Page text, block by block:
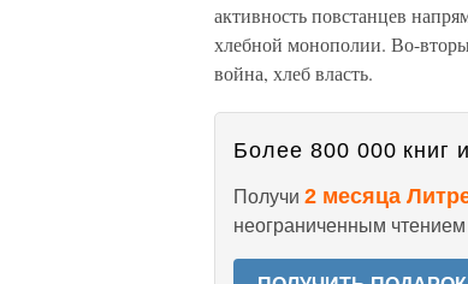
активность повстанцев
хлебной монополии. Во-
война, хлеб власть.
Более 800 000 книг
Получи 2 месяца
неограниченным чтением